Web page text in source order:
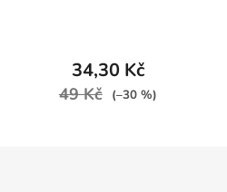
34,30 Kč
49 Kč (–30 %)